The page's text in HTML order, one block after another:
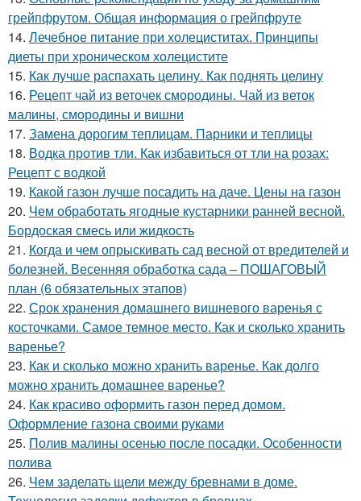
грейпфрутом. Общая информация о грейпфруте
14. Лечебное питание при холециститах. Принципы
диеты при хроническом холецистите
15. Как лучше распахать целину. Как поднять целину
16. Рецепт чай из веточек смородины. Чай из веток
малины, смородины и вишни
17. Замена дорогим теплицам. Парники и теплицы
18. Водка против тли. Как избавиться от тли на розах:
Рецепт с водкой
19. Какой газон лучше посадить на даче. Цены на газон
20. Чем обработать ягодные кустарники ранней весной.
Бордоская смесь или жидкость
21. Когда и чем опрыскивать сад весной от вредителей и
болезней. Весенняя обработка сада – ПОШАГОВЫЙ
план (6 обязательных этапов)
22. Срок хранения домашнего вишневого варенья с
косточками. Самое темное место. Как и сколько хранить
варенье?
23. Как и сколько можно хранить варенье. Как долго
можно хранить домашнее варенье?
24. Как красиво оформить газон перед домом.
Оформление газона своими руками
25. Полив малины осенью после посадки. Особенности
полива
26. Чем заделать щели между бревнами в доме.